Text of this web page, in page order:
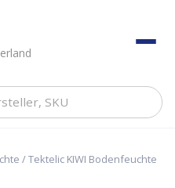
/ Tektelic KIWI Bodenfeuchte